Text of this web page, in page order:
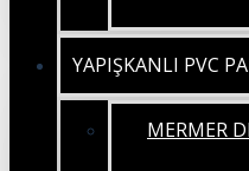
YAPIŞKANLI PVC
MERMER